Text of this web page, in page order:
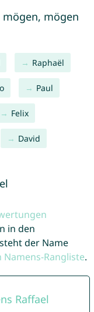
mögen, mögen
Raphaël
Paul
Felix
David
in den
der Name
Rangliste.